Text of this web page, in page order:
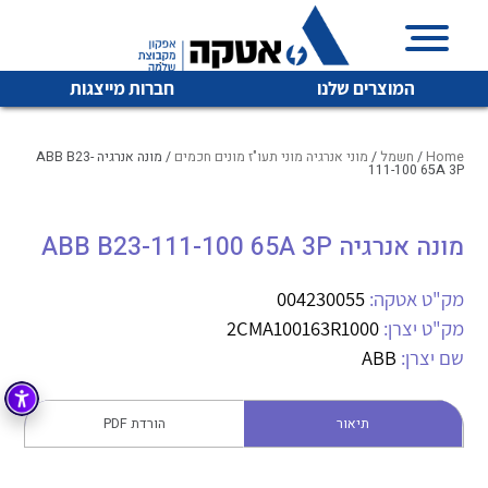
המוצרים שלנו חברות מייצגות
איכות | שרות | זמינות
והפצה של מוצרי
מיתוג, בקרה , ואינסטלציה חשמלית ופעילה ב7 תחומים:
חשמל מיתוג ואינסטלציה חשמלית
בקרה
זיווד
לכל מוצרי היצרן לכל מוצרי היצרן
לכל מוצרי היצרן לכל מוצרי היצרן
Home
/ חשמל / מוני אנרגיה מוני תעו"ז מונים חכמים / מונה אנרגיה ABB B23-
111-100 65A 3P
מונה אנרגיה ABB B23-111-100 65A 3P
מק"ט אטקה: 004230055
מק"ט יצרן: 2CMA100163R1000
שם יצרן: ABB
תיאור הורדת PDF